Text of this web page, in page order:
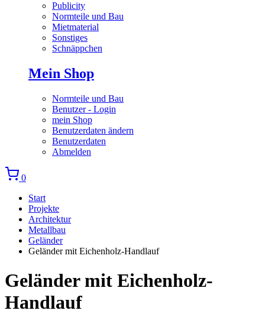
Publicity
Normteile und Bau
Mietmaterial
Sonstiges
Schnäppchen
Mein Shop
Normteile und Bau
Benutzer - Login
mein Shop
Benutzerdaten ändern
Benutzerdaten
Abmelden
0
Start
Projekte
Architektur
Metallbau
Geländer
Geländer mit Eichenholz-Handlauf
Geländer mit Eichenholz-
Handlauf